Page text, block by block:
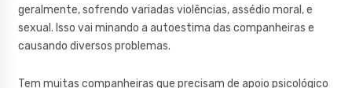
geralmente, sofrendo variadas violências, assédio moral, e
sexual. Isso vai minando a autoestima das companheiras e
causando diversos problemas.
Tem muitas companheiras que precisam de apoio psicológico